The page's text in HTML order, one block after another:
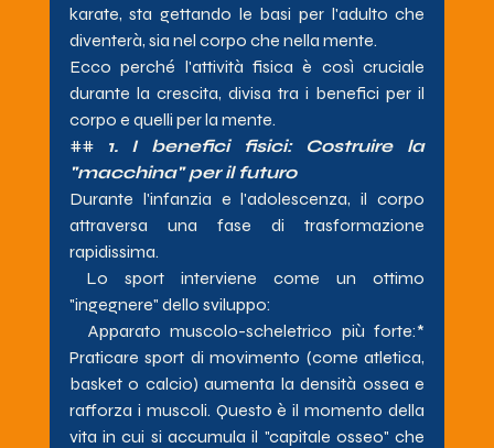
karate, sta gettando le basi per l'adulto che
diventerà, sia nel corpo che nella mente.
Ecco perché l'attività fisica è così cruciale
durante la crescita, divisa tra i benefici per il
corpo e quelli per la mente.
##
1. I benefici fisici: Costruire la
"macchina" per il futuro
Durante l'infanzia e l'adolescenza, il corpo
attraversa una fase di trasformazione
rapidissima.
Lo sport interviene come un ottimo
"ingegnere" dello sviluppo:
Apparato muscolo-scheletrico più forte:*
Praticare sport di movimento (come atletica,
basket o calcio) aumenta la densità ossea e
rafforza i muscoli. Questo è il momento della
vita in cui si accumula il "capitale osseo" che